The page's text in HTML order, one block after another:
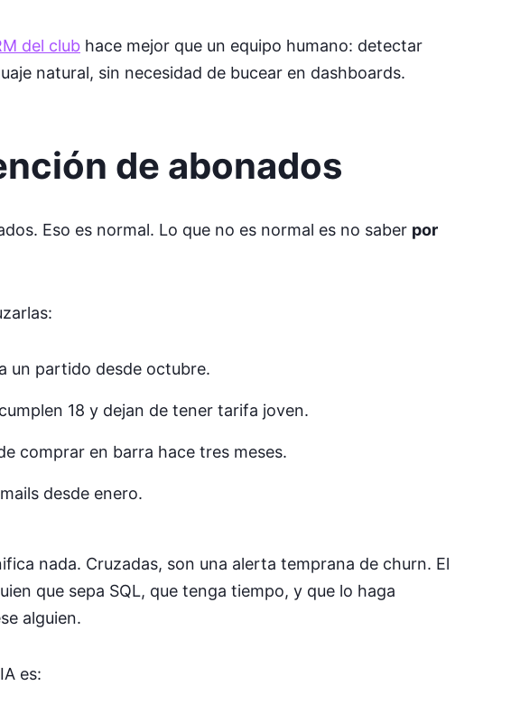
del club hace mejor que un equipo humano: detectar
natural, sin necesidad de bucear en dashboards.
de abonados
Eso es normal. Lo que no es normal es no saber por
un partido desde octubre.
18 y dejan de tener tarifa joven.
comprar en barra hace tres meses.
desde enero.
nada. Cruzadas, son una alerta temprana de churn. El
que sepa SQL, que tenga tiempo, y que lo haga
alguien.
es: